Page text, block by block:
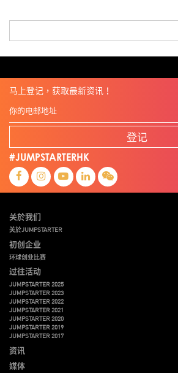
马上登记，获取最新资讯！
登记
#JUMPSTARTERHK
关於我们
关於JUMPSTARTER
初创企业
环球创业比赛
过往活动
JUMPSTARTER 2025
JUMPSTARTER 2023
JUMPSTARTER 2022
JUMPSTARTER 2021
JUMPSTARTER 2020
JUMPSTARTER 2019
JUMPSTARTER 2017
资讯
媒体